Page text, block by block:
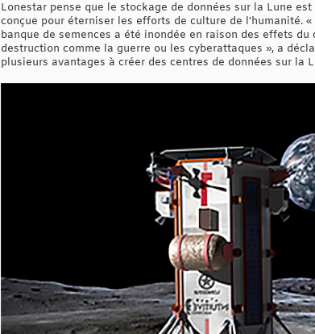
Lonestar pense que le stockage de données sur la Lune
conçue pour éterniser les efforts de culture de l'humanité.
banque de semences a été inondée en raison des effets
destruction comme la guerre ou les cyberattaques », a
plusieurs avantages à créer des centres de données sur la